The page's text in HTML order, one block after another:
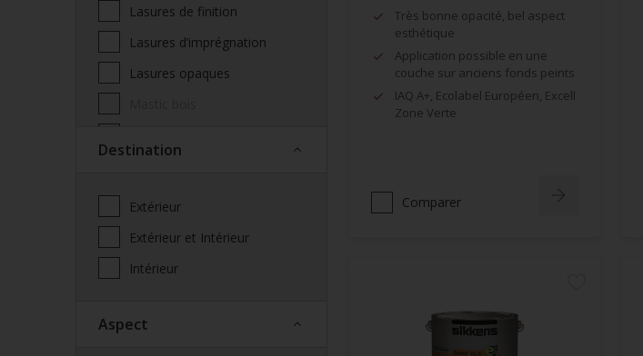
Lasures de finition
Lasures d’imprégnation
Lasures opaques
façade
Spécialités
Vernis
Vitrificateur
Destination
Extérieur
Extérieur et Intérieur
Intérieur
Aspect
Très bonne opacité, bel aspect
esthétique
Application possible en une
couche sur anciens fonds peints
IAQ A+, Ecolabel Européen, Excell
Zone Verte
Comparer